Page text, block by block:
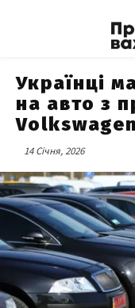
Українці
на авто з
14 Січня, 2026